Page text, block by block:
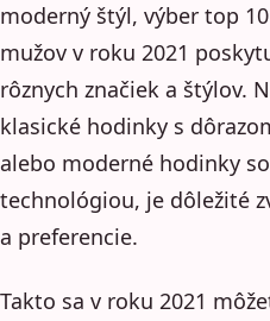
moderný štýl, výber top
mužov v roku 2021
rôznych značiek a štýlov.
klasické hodinky s
alebo moderné hodinky
technológiou, je dôležité
a preferencie.
Takto sa v roku 2021